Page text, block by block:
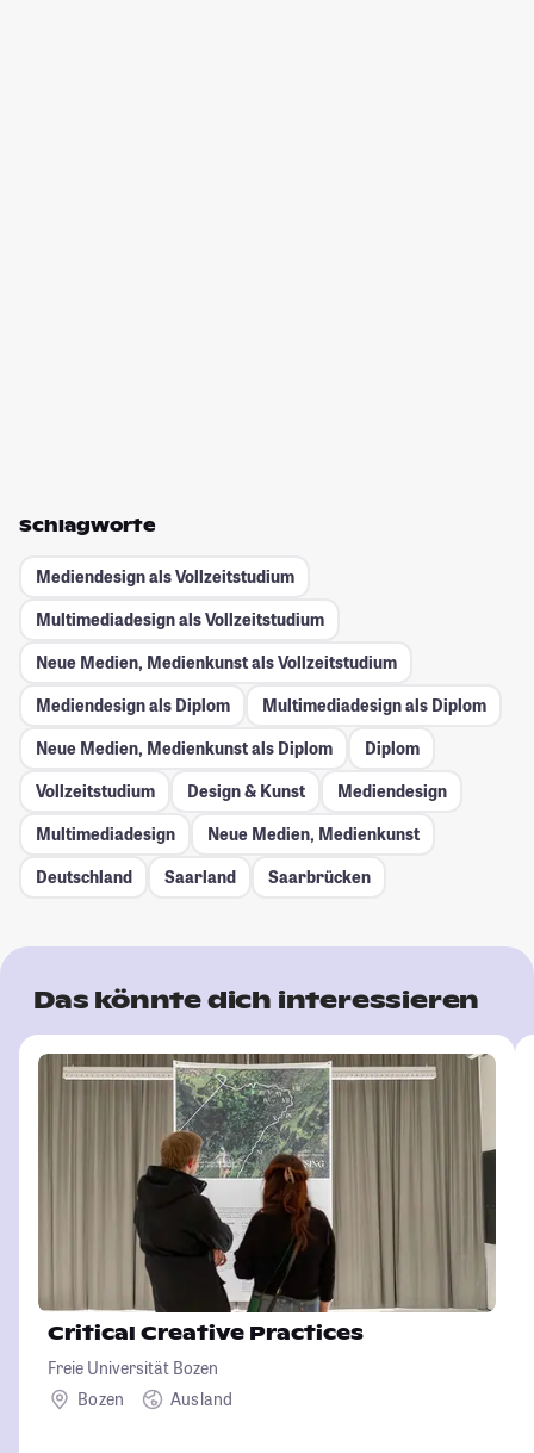
Schlagworte
Mediendesign als Vollzeitstudium
Multimediadesign als Vollzeitstudium
Neue Medien, Medienkunst als Vollzeitstudium
Mediendesign als Diplom
Multimediadesign als Diplom
Neue Medien, Medienkunst als Diplom
Diplom
Vollzeitstudium
Design & Kunst
Mediendesign
Multimediadesign
Neue Medien, Medienkunst
Deutschland
Saarland Saarbrücken
Das könnte dich interessieren
Critical Creative Practices
Freie Universität Bozen
Bozen
Ausland